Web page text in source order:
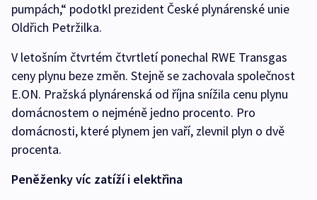
pumpách,“ podotkl prezident České plynárenské unie
Oldřich Petržilka.
V letošním čtvrtém čtvrtletí ponechal RWE Transgas
ceny plynu beze změn. Stejně se zachovala společnost
E.ON. Pražská plynárenská od října snížila cenu plynu
domácnostem o nejméně jedno procento. Pro
domácnosti, které plynem jen vaří, zlevnil plyn o dvě
procenta.
Peněženky víc zatíží i elektřina